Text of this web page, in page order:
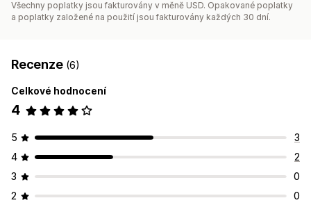
Všechny poplatky jsou fakturovány v měně USD. Opakované poplatky
a poplatky založené na použití jsou fakturovány každých 30 dní.
Recenze (6)
Celkové hodnocení
4
5
3
4
2
3
0
2
0